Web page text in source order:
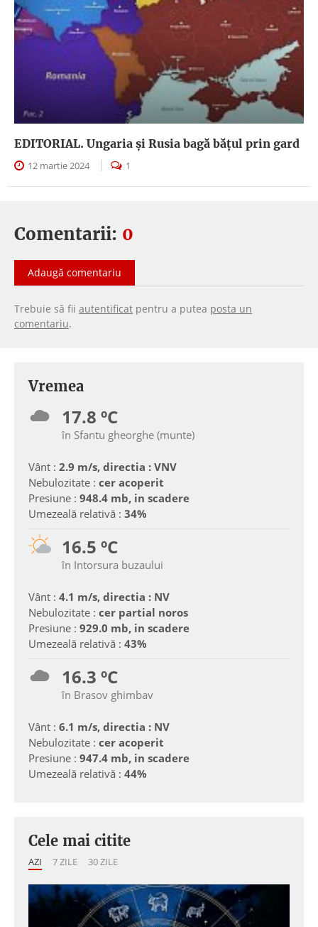
EDITORIAL. Ungaria şi Rusia bagă băţul prin gard
12 martie 2024 1
Comentarii: 0
Adaugă comentariu
Trebuie să fii autentificat pentru a putea posta un
comentariu.
Vremea
17.8 ºC
în Sfantu gheorghe (munte)
Vânt : 2.9 m/s, directia : VNV
Nebulozitate : cer acoperit
Presiune : 948.4 mb, in scadere
Umezeală relativă : 34%
16.5 ºC
în Intorsura buzaului
Vânt : 4.1 m/s, directia : NV
Nebulozitate : cer partial noros
Presiune : 929.0 mb, in scadere
Umezeală relativă : 43%
16.3 ºC
în Brasov ghimbav
Vânt : 6.1 m/s, directia : NV
Nebulozitate : cer acoperit
Presiune : 947.4 mb, in scadere
Umezeală relativă : 44%
Cele mai citite
AZI 7 ZILE 30 ZILE